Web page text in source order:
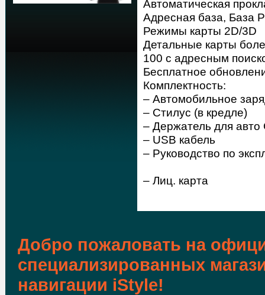
Автоматическая
Адресная база, База
Режимы карты 2D/3D
Детальные карты
100 с адресным
Бесплатное
Комплектность:
– Автомобильное
– Стилус (в кредле)
– Держатель для авто
– USB кабель
– Руководство по
– Лиц. карта
Добро пожаловать на
специализированных
навигации iStyle!